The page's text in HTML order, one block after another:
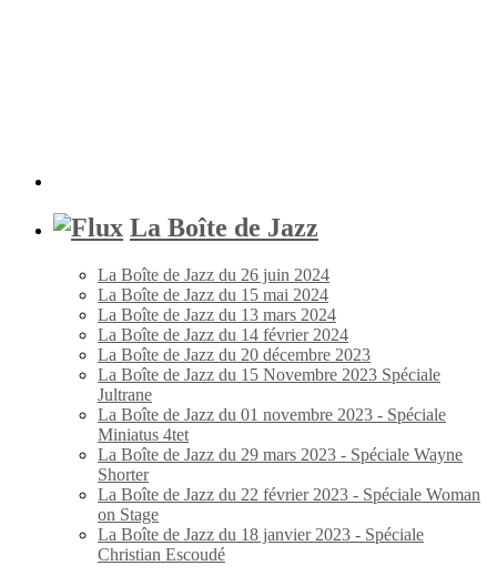
La Boîte de Jazz
La Boîte de Jazz du 26 juin 2024
La Boîte de Jazz du 15 mai 2024
La Boîte de Jazz du 13 mars 2024
La Boîte de Jazz du 14 février 2024
La Boîte de Jazz du 20 décembre 2023
La Boîte de Jazz du 15 Novembre 2023 Spéciale
Jultrane
La Boîte de Jazz du 01 novembre 2023 - Spéciale
Miniatus 4tet
La Boîte de Jazz du 29 mars 2023 - Spéciale Wayne
Shorter
La Boîte de Jazz du 22 février 2023 - Spéciale Woman
on Stage
La Boîte de Jazz du 18 janvier 2023 - Spéciale
Christian Escoudé